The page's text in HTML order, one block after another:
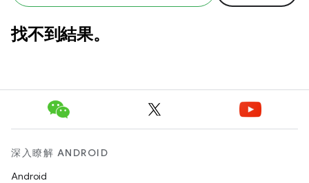
找不到結果。
深入瞭解 ANDROID
Android